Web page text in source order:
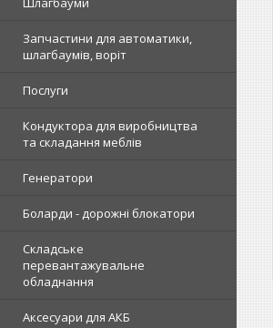
Запчастини для автоматики,
шлагбаумів, воріт
Послуги
Кондуктора для виробництва
та складання меблів
Генератори
Боларди - дорожні блокатори
Складське
перевантажувальне
обладнання
Аксесуари для АКБ